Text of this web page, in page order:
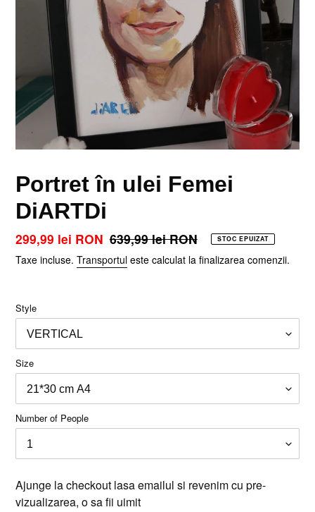
Portret în ulei Femei
DiARTDi
Preț
la
299,99 lei RON Preț
obișnuit
639,99 lei RON STOC EPUIZAT
Taxe incluse. Transportul este calculat la finalizarea comenzii.
Style
Size
Number of People
Ajunge la checkout lasa emailul si revenim cu pre-
vizualizarea, o sa fii uimit